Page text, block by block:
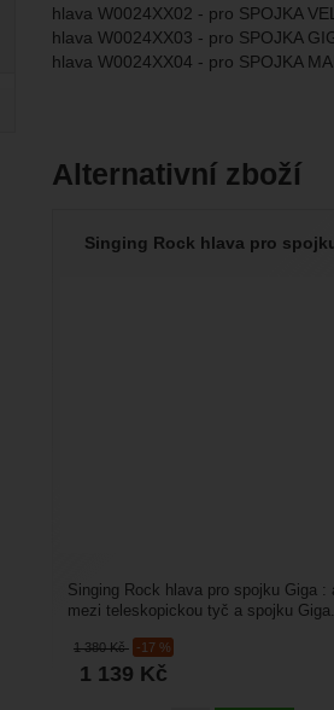
hlava W0024XX02 - pro SPOJKA
hlava W0024XX03 - pro SPOJKA
hlava W0024XX04 - pro SPOJKA
Alternativní zboží
Singing Rock hlava pro
1 380Kč -17 %
1 139 Kč
Singing Rock hlava pro spojku Giga :
mezi teleskopickou tyč a spojku